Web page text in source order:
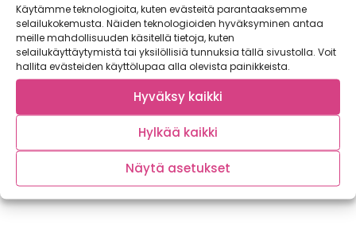
Käytämme teknologioita, kuten evästeitä parantaaksemme
selailukokemusta. Näiden teknologioiden hyväksyminen antaa
meille mahdollisuuden käsitellä tietoja, kuten
selailukäyttäytymistä tai yksilöllisiä tunnuksia tällä sivustolla. Voit
hallita evästeiden käyttölupaa alla olevista painikkeista.
Hyväksy kaikki
Hylkää kaikki
Näytä asetukset
Tilaa kasvispitoinen uutiskirje